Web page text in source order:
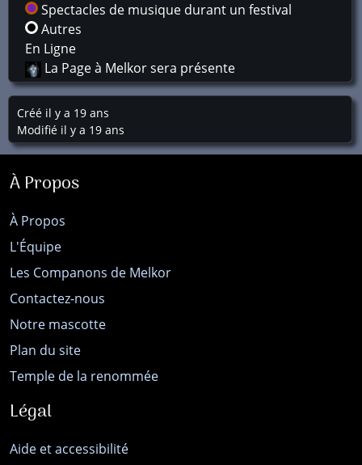
Spectacles de musique durant un festival
Autres
En Ligne
La Page à Melkor sera présente
Créé il y a 19 ans
Modifié il y a 19 ans
À Propos
À Propos
L'Équipe
Les Companons de Melkor
Contactez-nous
Notre mascotte
Plan du site
Temple de la renommée
Légal
Aide et accessibilité